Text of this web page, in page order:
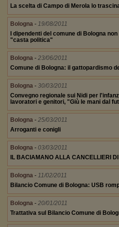
La scelta di Campo di Merola lo
Bologna - 19/08/2011
I dipendenti del comune di Bologna
"casta politica"
Bologna - 23/06/2011
Comune di Bologna: il gattopardismo
Bologna - 30/03/2011
Convegno regionale sui Nidi per
lavoratori e genitori, "Giù le mani dal
Bologna - 25/03/2011
Arroganti e conigli
Bologna - 03/03/2011
IL BACIAMANO ALLA CANCELLIERI
Bologna - 11/02/2011
Bilancio Comune di Bologna: USB
Bologna - 20/01/2011
Trattativa sul Bilancio Comune di